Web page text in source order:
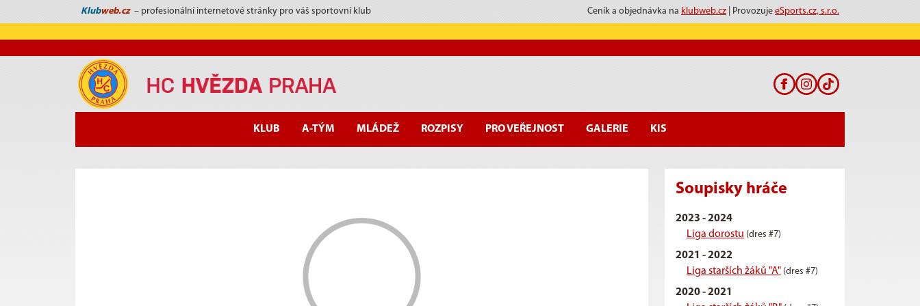
Klubweb.cz – profesionální internetové stránky pro váš sportovní klub Ceník a objednávka na klubweb.cz | Provozuje eSports.cz, s.r.o.
KLUB A-TÝM MLÁDEŽ ROZPISY PRO VEŘEJNOST GALERIE KIS
Soupisky hráče
2023 - 2024
Liga dorostu (dres #7)
2021 - 2022
Liga starších žáků "A" (dres #7)
2020 - 2021